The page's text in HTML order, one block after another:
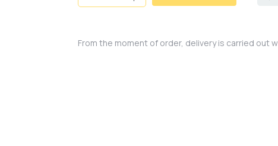
From the moment of order, delivery is carried out